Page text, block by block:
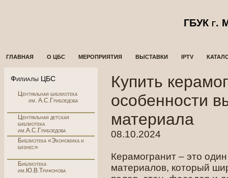
ГБУК г.
ГЛАВНАЯ О ЦБС МЕРОПРИЯТИЯ ВЫСТАВКИ IPTV
Филиалы ЦБС
Центральная библиотека
им. А.С.Грибоедова
Центральная детская
библиотека
им.А.С.Грибоедова
Библиотека «Экономика и
бизнес»
Библиотека
им.Ю.В.Трифонова
Купить
особенности
материала
08.10.2024
Керамогранит – это
материалов, который